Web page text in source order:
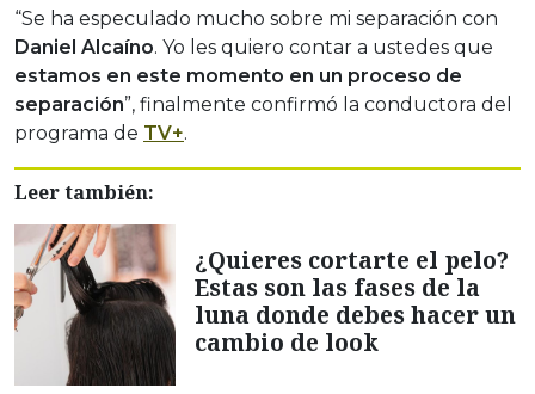
“Se ha especulado mucho sobre mi separación con
Daniel Alcaíno. Yo les quiero contar a ustedes que
estamos en este momento en un proceso de
separación”, finalmente confirmó la conductora del
programa de TV+.
Leer también:
¿Quieres cortarte el pelo?
Estas son las fases de la
luna donde debes hacer un
cambio de look